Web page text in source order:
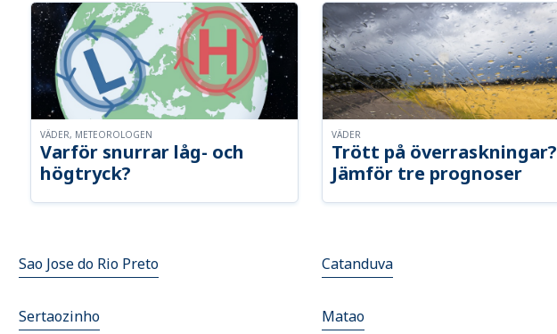
Varför snurrar låg- och
högtryck?
VÄDER, METEOROLOGEN
Trött på överraskningar?
Jämför tre prognoser
VÄDER
Sao Jose do Rio Preto Catanduva
Sertaozinho Matao